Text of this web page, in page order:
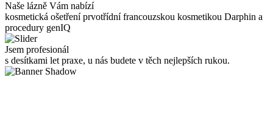
Naše lázně Vám nabízí
kosmetická ošetření prvotřídní francouzskou kosmetikou Darphin a
procedury genIQ
Jsem profesionál
s desítkami let praxe, u nás budete v těch nejlepších rukou.